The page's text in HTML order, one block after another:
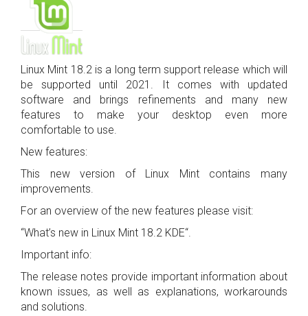
Linux Mint 18.2 is a long term support release which will
be supported until 2021. It comes with updated
software and brings refinements and many new
features to make your desktop even more
comfortable to use.
New features:
This new version of Linux Mint contains many
improvements.
For an overview of the new features please visit:
“What’s new in Linux Mint 18.2 KDE“.
Important info:
The release notes provide important information about
known issues, as well as explanations, workarounds
and solutions.